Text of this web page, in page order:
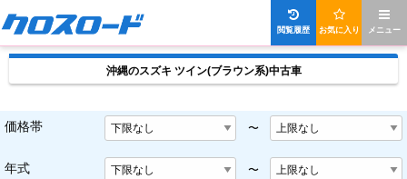
メニュー
お気に入り
閲覧履歴
沖縄のスズキ ツイン(ブラウン系)中古車
価格帯 〜
年式 〜